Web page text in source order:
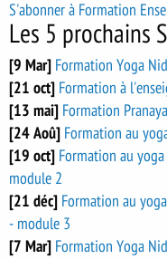
à
du
yoga
2025-
2029
S'abonner à Formation
Les 5 prochains
[9 Mar] Formation Yoga
[21 oct] Formation à
[13 mai] Formation
[24 Aoû] Formation au
[19 oct] Formation au
module 2
[21 déc] Formation au
- module 3
[7 Mar] Formation Yoga